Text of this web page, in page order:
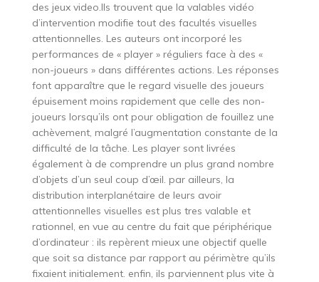
des jeux video.Ils trouvent que la valables vidéo
d’intervention modifie tout des facultés visuelles
attentionnelles. Les auteurs ont incorporé les
performances de « player » réguliers face à des «
non-joueurs » dans différentes actions. Les réponses
font apparaître que le regard visuelle des joueurs
épuisement moins rapidement que celle des non-
joueurs lorsqu’ils ont pour obligation de fouillez une
achèvement, malgré l’augmentation constante de la
difficulté de la tâche. Les player sont livrées
également à de comprendre un plus grand nombre
d’objets d’un seul coup d’œil. par ailleurs, la
distribution interplanétaire de leurs avoir
attentionnelles visuelles est plus tres valable et
rationnel, en vue au centre du fait que périphérique
d’ordinateur : ils repèrent mieux une objectif quelle
que soit sa distance par rapport au périmètre qu’ils
fixaient initialement. enfin, ils parviennent plus vite à